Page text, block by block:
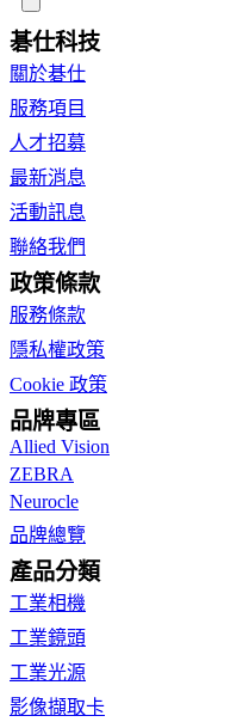
碁仕科技
關於碁仕
服務項目
人才招募
最新消息
活動訊息
聯絡我們
政策條款
服務條款
隱私權政策
Cookie 政策
品牌專區
Allied Vision
ZEBRA
Neurocle
品牌總覽
產品分類
工業相機
工業鏡頭
工業光源
影像擷取卡